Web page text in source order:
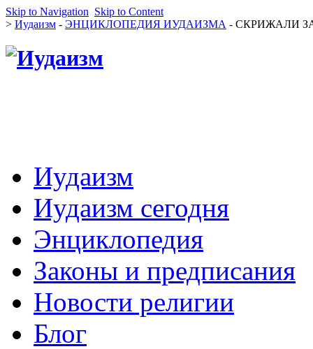
Skip to Navigation Skip to Content
> Иудаизм - ЭНЦИКЛОПЕДИЯ ИУДАИЗМА - СКРИЖАЛИ
Иудаизм
Иудаизм сегодня
Энциклопедия
Законы и предписания
Новости религии
Блог